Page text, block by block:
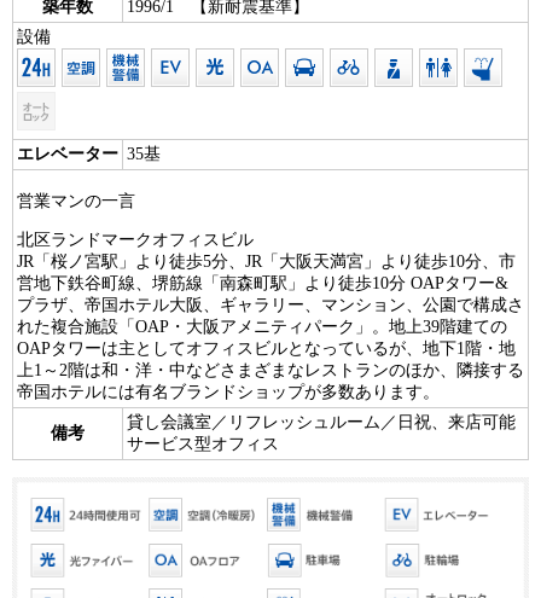
築年数
1996/1 【新耐震基準】
設備
エレベーター 35基
営業マンの一言
北区ランドマークオフィスビル
JR「桜ノ宮駅」より徒歩5分、JR「大阪天満宮」より徒歩10分、市
営地下鉄谷町線、堺筋線「南森町駅」より徒歩10分 OAPタワー&
プラザ、帝国ホテル大阪、ギャラリー、マンション、公園で構成さ
れた複合施設「OAP・大阪アメニティパーク」。地上39階建ての
OAPタワーは主としてオフィスビルとなっているが、地下1階・地
上1～2階は和・洋・中などさまざまなレストランのほか、隣接する
帝国ホテルには有名ブランドショップが多数あります。
備考
貸し会議室／リフレッシュルーム／日祝、来店可能
サービス型オフィス